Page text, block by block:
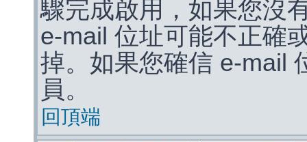
驟完成啟用，如果您沒
e-mail 位址可能不正確
掉。如果您確信 e-mail
員。
回頂端